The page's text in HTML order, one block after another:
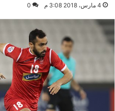
4 مارس، 2018 3:08 م 0